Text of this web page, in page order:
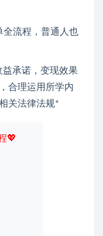
全流程，普通人也
承诺，变现效果
合理运用所学内
关法律法规*
💖
取